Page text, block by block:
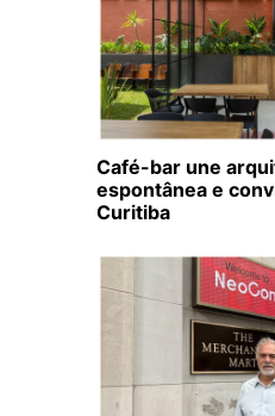
Café-bar une
espontânea e
Curitiba